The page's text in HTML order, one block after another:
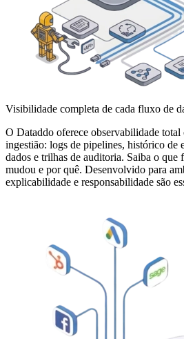
Visibilidade completa de cada fluxo de
O Dataddo oferece observabilidade total
ingestião: logs de pipelines, histórico de
dados e trilhas de auditoria. Saiba o
mudou e por quê. Desenvolvido para
explicabilidade e responsabilidade são